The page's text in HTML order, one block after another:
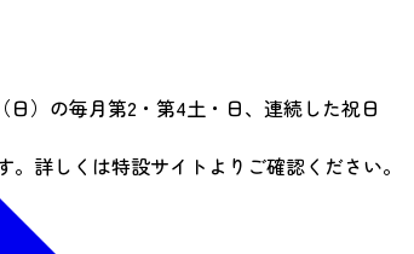
日）の毎月第2・第4土・日、連続した祝日
詳しくは特設サイトよりご確認ください。